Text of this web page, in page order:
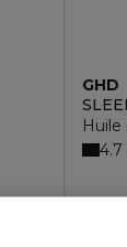
GHD
Huile
4.7